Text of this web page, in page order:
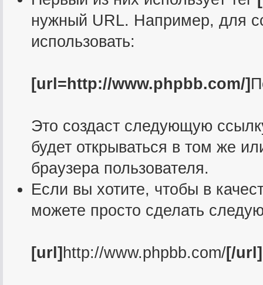
нужный URL. Например, для
использовать:
[url=http://www.phpbb.com/]
Это создаст следующую
будет открываться в том же
браузера пользователя.
Если вы хотите, чтобы в
можете просто сделать
[url] http://www.phpbb.com/[/url]